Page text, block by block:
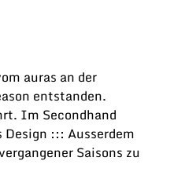
auras an der
entstanden.
Im Secondhand
::: Ausserdem
Saisons zu